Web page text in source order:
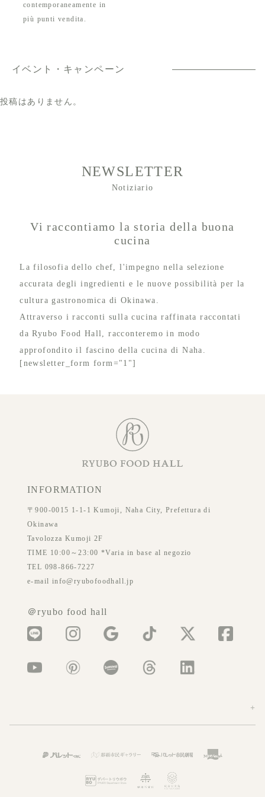
contemporaneamente in
più punti vendita.
イベント・キャンペーン
投稿はありません。
NEWSLETTER
Notiziario
Vi raccontiamo la storia della buona
cucina
La filosofia dello chef, l'impegno nella selezione
accurata degli ingredienti e le nuove possibilità per la
cultura gastronomica di Okinawa.
Attraverso i racconti sulla cucina raffinata raccontati
da Ryubo Food Hall, racconteremo in modo
approfondito il fascino della cucina di Naha.
[newsletter_form form="1"]
INFORMATION
〒900-0015 1-1-1 Kumoji, Naha City, Prefettura di
Okinawa
Tavolozza Kumoji 2F
TIME 10:00～23:00 *Varia in base al negozio
TEL 098-866-7227
e-mail info@ryubofoodhall.jp
＠ryubo food hall